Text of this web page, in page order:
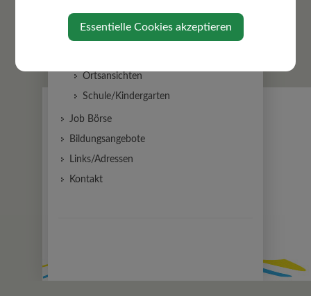
Ortsansichten
Schule/Kindergarten
Job Börse
Bildungsangebote
Links/Adressen
Kontakt
Essentielle Cookies akzeptieren